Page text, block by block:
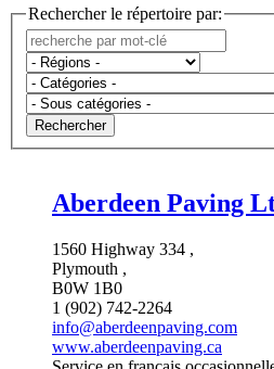
Rechercher le répertoire par:
Rechercher
Aberdeen Paving
1560 Highway 334 ,
Plymouth ,
B0W 1B0
1 (902) 742-2264
info@aberdeenpaving.com
www.aberdeenpaving.ca